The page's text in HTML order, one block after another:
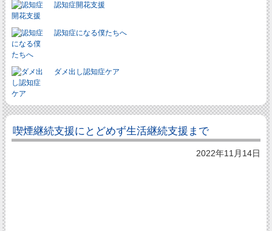
認知症開花支援
認知症になる僕たちへ
ダメ出し認知症ケア
喫煙継続支援にとどめず生活継続支援まで
2022年11月14日